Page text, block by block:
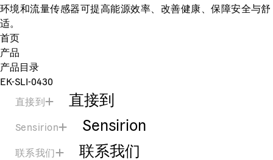
环境和流量传感器可提高能源效率、改善健康、保障安全与舒
适。
首页
产品
产品目录
EK-SLI-0430
直接到
直接到
Sensirion Sensirion
联系我们 联系我们